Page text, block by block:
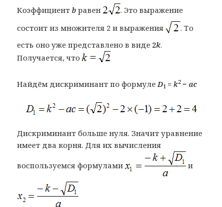
Коэффициентb равен
. Это выражение
состоит из множителя 2 и выражения
. То
есть оно уже представлено в виде 2k.
Получается, что
Найдём дискриминант по формулеD1 =k2 −ac
Дискриминант больше нуля. Значит уравнение
имеет два корня. Для их вычисления
воспользуемся формулами и